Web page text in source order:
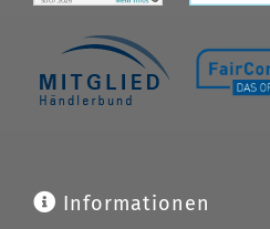
Informationen